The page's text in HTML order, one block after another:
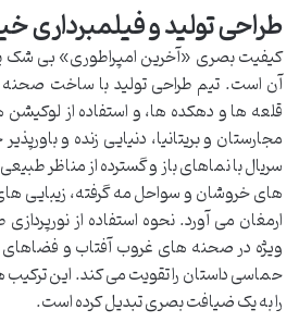
طراحی تولید و فیلمبرداری
کیفیت بصری «آخرین امپراطوری» بی شک
آن است. تیم طراحی تولید با ساخت صحنه
قلعه ها و دهکده ها، و استفاده از
مجارستان و بریتانیا، دنیایی زنده و
سریال با نماهای باز و گسترده از مناظر
های خروشان و سواحل مه گرفته، زیبایی
ارمغان می آورد. نحوه استفاده از
ویژه در صحنه های غروب آفتاب و
حماسی داستان را تقویت می کند. این
را به یک ضیافت بصری تبدیل کرده است.